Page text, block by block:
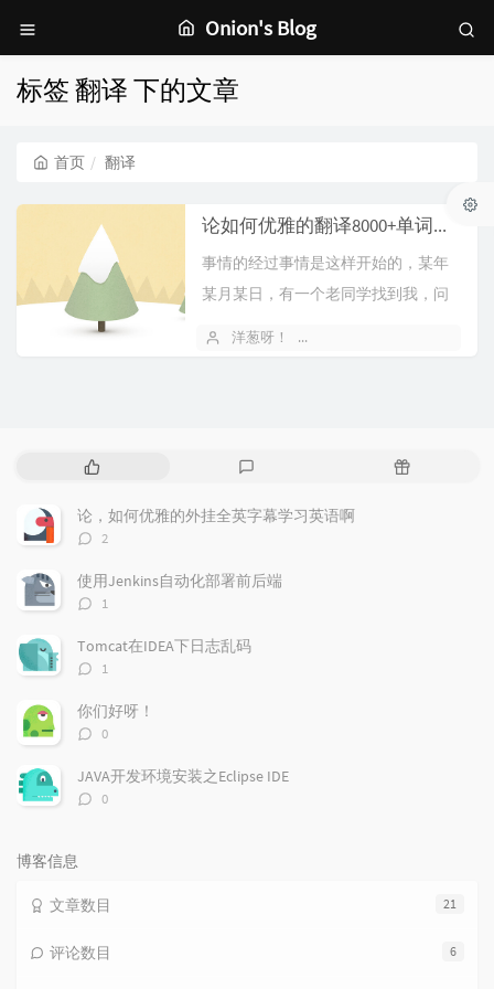
Onion's Blog
标签 翻译 下的文章
首页 翻译
论如何优雅的翻译8000+单词并做成一个属于自己的WordList
事情的经过事情是这样开始的，某年
某月某日，有一个老同学找到我，问
洋葱呀！
热
文
章
评
论
随
论，如何优雅的外挂全英字幕学习英语啊
评
数：
2
使用Jenkins自动化部署前后端
评
数：
1
Tomcat在IDEA下日志乱码
评
数：
1
你们好呀！
评
数：
0
JAVA开发环境安装之Eclipse IDE
评
0
博客信息
21
文章数目
6
评论数目